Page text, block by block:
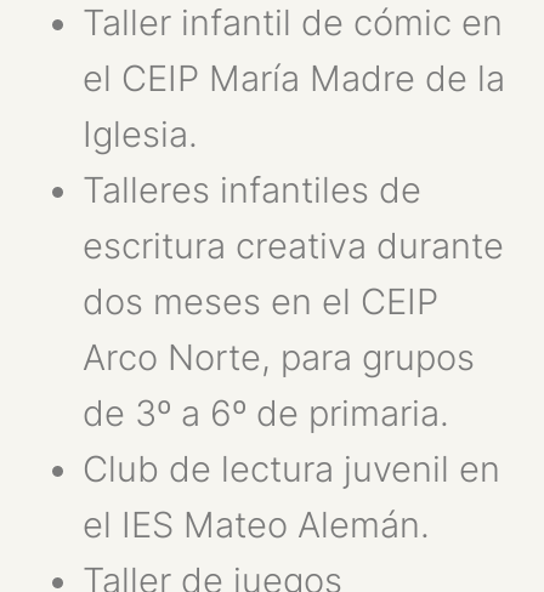
Taller infantil de cómic en
el CEIP María Madre de la
Iglesia.
Talleres infantiles de
escritura creativa durante
dos meses en el CEIP
Arco Norte, para grupos
de 3º a 6º de primaria.
Club de lectura juvenil en
el IES Mateo Alemán.
Taller de juegos